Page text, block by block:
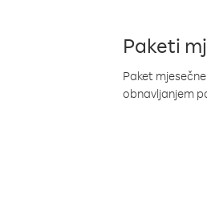
Paketi
Paket
obnavljanjem